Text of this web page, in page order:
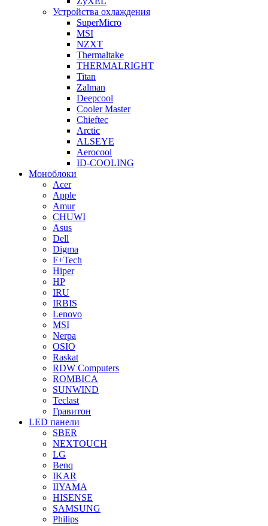
Устройства охлаждения
SuperMicro
MSI
NZXT
Thermaltake
THERMALRIGHT
Titan
Zalman
Deepcool
Cooler Master
Chieftec
Arctic
ALSEYE
Aerocool
ID-COOLING
Моноблоки
Acer
Apple
Amur
CHUWI
Asus
Dell
Digma
F+Tech
Hiper
HP
IRU
IRBIS
Lenovo
MSI
Nerpa
OSIO
Raskat
RDW Computers
ROMBICA
SUNWIND
Teclast
Гравитон
LED панели
SBER
NEXTOUCH
LG
Benq
IKAR
IIYAMA
HISENSE
SAMSUNG
Philips